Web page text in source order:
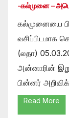
-கல்முனை –
கல்முனையை
வசிப்பிடமாக
(லதா)
அன்னாரின்
பின்னர்
Read More